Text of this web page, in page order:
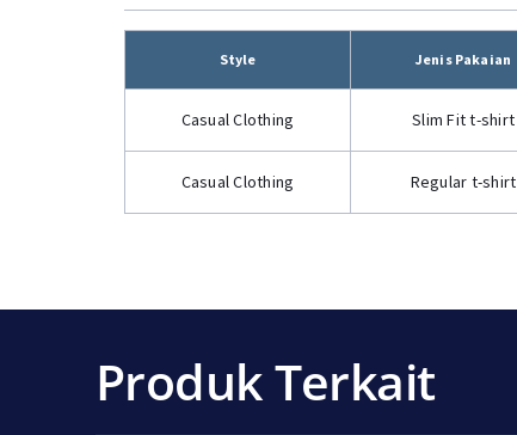
Style Jenis Pakaian
Casual Clothing Slim Fit t-shirt
Casual Clothing Regular t-shirt
Produk Terkait